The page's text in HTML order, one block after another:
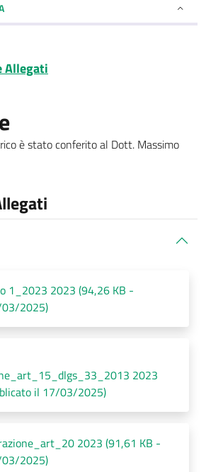
Allegati
è stato conferito al Dott. Massimo
1_2023 2023 (94,26 KB -
2025)
2023
il 17/03/2025)
2023 (91,61 KB -
2025)